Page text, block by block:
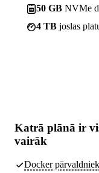
50 GB NVMe
4 TB joslas
Katrā plānā ir
vairāk
Docker